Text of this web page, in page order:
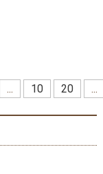
... 10 20
...